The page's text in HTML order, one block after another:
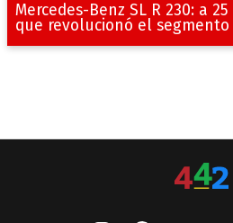
Mercedes-Benz SL R 230: a
que revolucionó el segmento